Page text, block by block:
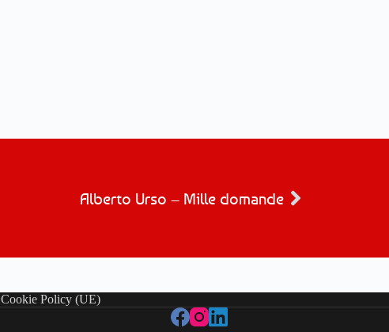
Alberto Urso – Mille domande
Cookie Policy (UE)